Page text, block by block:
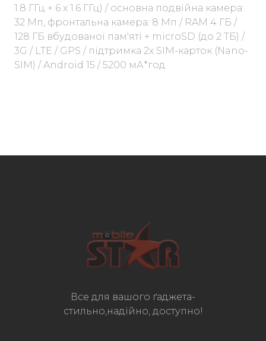
1.8 ГГц + 6 x 1.6 ГГц) / основна подвійна камера:
32 Мп, фронтальна камера: 8 Мп / RAM 4 ГБ /
128 ГБ вбудованої пам'яті + microSD (до 2 ТБ) /
3G / LTE / GPS / підтримка 2х SIM-карток (Nano-
SIM) / Android 15 / 5200 мА*год
Все для вашого ґаджета-
стильно,надійно, доступно!